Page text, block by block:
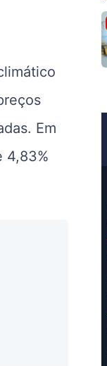
Em
4,83%